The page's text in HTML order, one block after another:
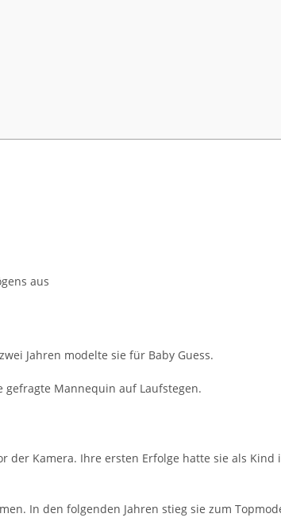
aus
Jahren modelte sie für Baby Guess.
gefragte Mannequin auf Laufstegen.
der Kamera. Ihre ersten Erfolge hatte sie als Kind
In den folgenden Jahren stieg sie zum